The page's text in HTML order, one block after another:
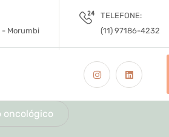
- Morumbi
TELEFONE:
(11) 97186-4232
oncológico